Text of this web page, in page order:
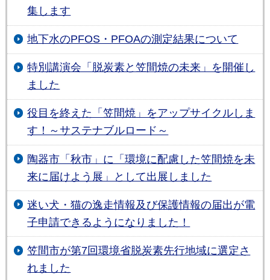
集します
地下水のPFOS・PFOAの測定結果について
特別講演会「脱炭素と笠間焼の未来」を開催し
ました
役目を終えた「笠間焼」をアップサイクルしま
す！～サステナブルロード～
陶器市「秋市」に「環境に配慮した笠間焼を未
来に届けよう展」として出展しました
迷い犬・猫の逸走情報及び保護情報の届出が電
子申請できるようになりました！
笠間市が第7回環境省脱炭素先行地域に選定さ
れました